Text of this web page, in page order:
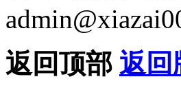
返回顶部 返回